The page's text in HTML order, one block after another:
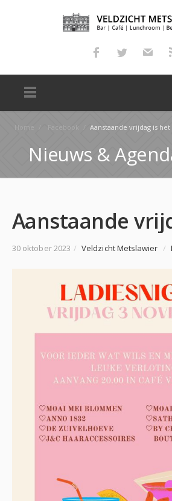
Home Facebook Aanstaande vrijdag is het zo ver, de ladiesnight!
Nieuws &
30 oktober 2023 / Veldzicht Metslawier /